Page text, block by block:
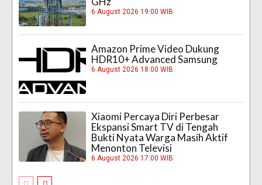
6 August 2026 19:00 WIB
Amazon Prime Video Dukung
HDR10+ Advanced Samsung
6 August 2026 18:00 WIB
Xiaomi Percaya Diri Perbesar
Ekspansi Smart TV di Tengah
Bukti Nyata Warga Masih Aktif
Menonton Televisi
6 August 2026 17:00 WIB